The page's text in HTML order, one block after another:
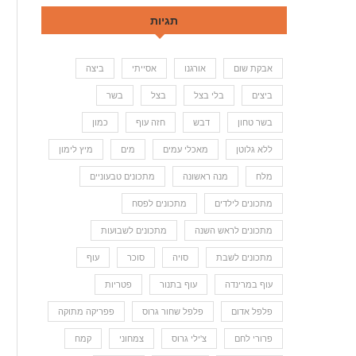
תגיות
אבקת שום אורגנו אסייתי ביצה
ביצים בלי בצל בצל בשר
בשר טחון דבש חזה עוף כמון
ללא גלוטן מאכלי עמים מים מיץ לימון
מלח מנה ראשונה מתכונים טבעוניים
מתכונים לילדים מתכונים לפסח
מתכונים לראש השנה מתכונים לשבועות
מתכונים לשבת סויה סוכר עוף
עוף במרינדה עוף בתנור פטריות
פלפל אדום פלפל שחור גרוס פפריקה מתוקה
פרורי לחם צ'ילי גרוס צמחוני קמח